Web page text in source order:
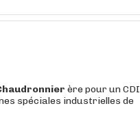
ère pour un CDI
spéciales industrielles de